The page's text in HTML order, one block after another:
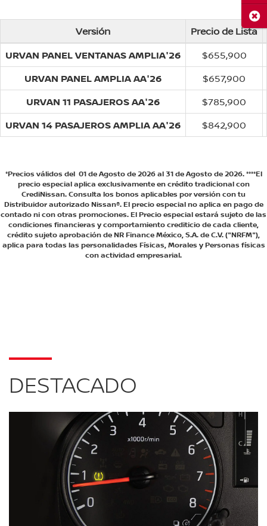
Versión
Precio de Lista
URVAN PANEL VENTANAS AMPLIA'26
$655,900
URVAN PANEL AMPLIA AA'26
$657,900
URVAN 11 PASAJEROS AA'26
$785,900
URVAN 14 PASAJEROS AMPLIA AA'26
$842,900
*Precios válidos del 01 de Agosto de 2026 al 31 de Agosto de 2026. ****El
precio especial aplica exclusivamente en crédito tradicional con
CrediNissan. Consulta los bonos aplicables por versión con tu
Distribuidor autorizado Nissan®. El precio especial no aplica en pago de
contado ni con otras promociones. El Precio especial estará sujeto de las
condiciones financieras y comportamiento crediticio de cada cliente,
crédito sujeto aprobación de NR Finance México, S.A. de C.V. ("NRFM"),
aplica para todas las personalidades Físicas, Morales y Personas físicas
con actividad empresarial.
DESTACADO